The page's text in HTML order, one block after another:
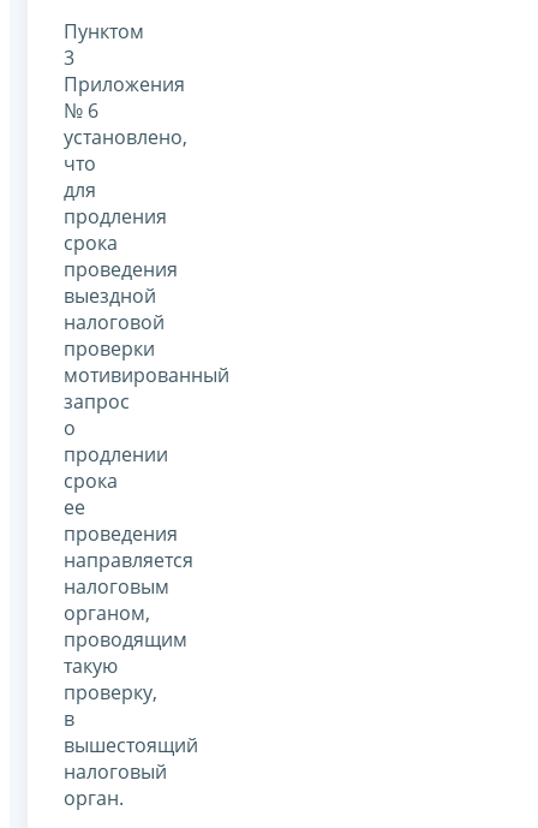
Пунктом
3
Приложения
№ 6
установлено,
что
для
продления
срока
проведения
выездной
налоговой
проверки
мотивированный
запрос
о
продлении
срока
ее
проведения
направляется
налоговым
органом,
проводящим
такую
проверку,
в
вышестоящий
налоговый
орган.